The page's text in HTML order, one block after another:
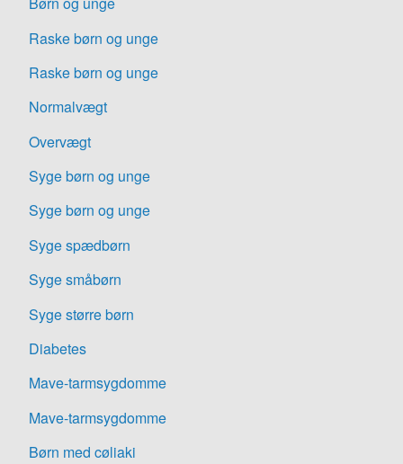
Raske børn og unge
Raske børn og unge
Normalvægt
Overvægt
Syge børn og unge
Syge børn og unge
Syge spædbørn
Syge småbørn
Syge større børn
Diabetes
Mave-tarmsygdomme
Mave-tarmsygdomme
Børn med cøliaki